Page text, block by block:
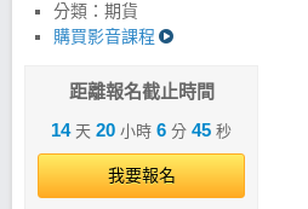
分類：期貨
購買影音課程
距離報名截止時間
14天 20 小時 6 分 44 秒
我要報名